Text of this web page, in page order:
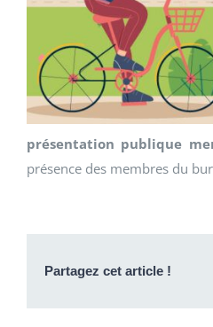
présentation publique
présence des membres du
Partagez cet article !